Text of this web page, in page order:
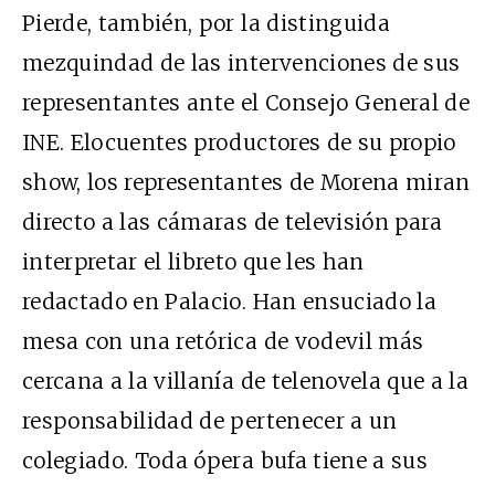
Pierde, también, por la distinguida
mezquindad de las intervenciones de sus
representantes ante el Consejo General de
INE. Elocuentes productores de su propio
show, los representantes de Morena miran
directo a las cámaras de televisión para
interpretar el libreto que les han
redactado en Palacio. Han ensuciado la
mesa con una retórica de vodevil más
cercana a la villanía de telenovela que a la
responsabilidad de pertenecer a un
colegiado. Toda ópera bufa tiene a sus